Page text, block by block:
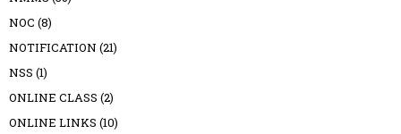
NOC (8)
NOTIFICATION (21)
NSS (1)
ONLINE CLASS (2)
ONLINE LINKS (10)